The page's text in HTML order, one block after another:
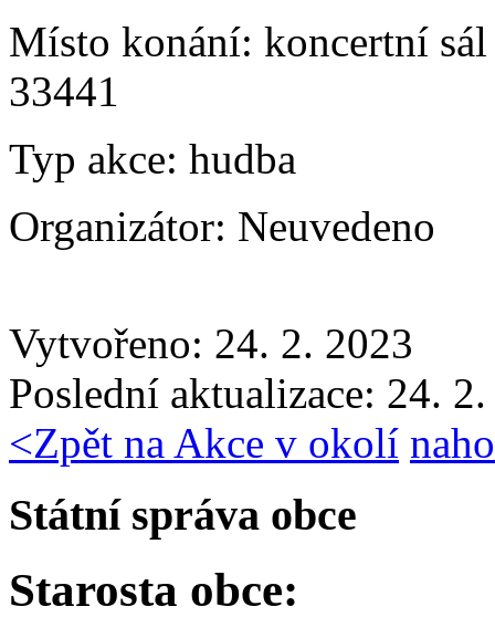
Místo konání: koncertní
33441
Typ akce: hudba
Organizátor: Neuvedeno
Vytvořeno: 24. 2. 2023
Poslední aktualizace: 24.
<Zpět na Akce v okolí
Státní správa obce
Starosta obce: